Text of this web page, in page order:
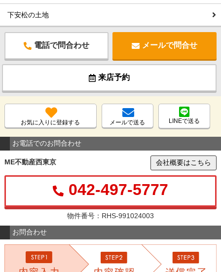
下安松の土地
電話で問合わせ メールで問合せ
来店予約
お気に入りに登録する メールで送る LINEで送る
お電話でのお問合わせ
ME不動産西東京 会社概要はこちら
042-497-5777
物件番号：RHS-991024003
お問合わせ